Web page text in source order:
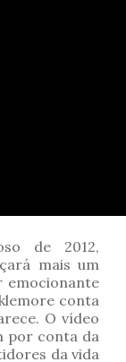
de 2012,
mais um
emocionante
conta
O vídeo
por conta da
da vida